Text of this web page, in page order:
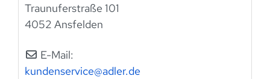
Traunuferstraße 101
4052 Ansfelden
E-Mail:
kundenservice@adler.de